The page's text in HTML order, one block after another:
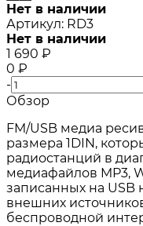
Нет в наличии
Артикул: RD3
Нет в наличии
1 690 ₽
0 ₽
-
Обзор
FM/USB медиа
размера 1DIN,
радиостанций в
медиафайлов MP3,
записанных на USB
внешних
беспроводной